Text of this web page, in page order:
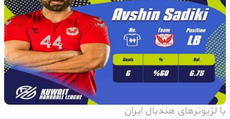
با لژیونرهای هندبال ایران